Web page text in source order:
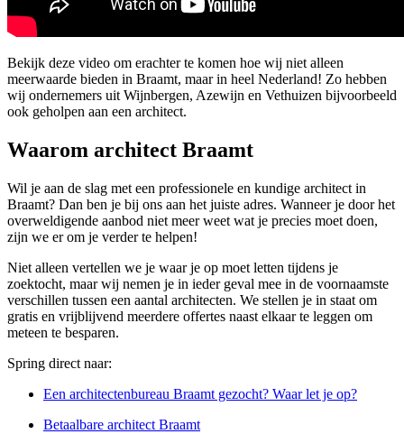
Bekijk deze video om erachter te komen hoe wij niet alleen
meerwaarde bieden in Braamt, maar in heel Nederland! Zo hebben
wij ondernemers uit Wijnbergen, Azewijn en Vethuizen bijvoorbeeld
ook geholpen aan een architect.
Waarom architect Braamt
Wil je aan de slag met een professionele en kundige architect in
Braamt? Dan ben je bij ons aan het juiste adres. Wanneer je door het
overweldigende aanbod niet meer weet wat je precies moet doen,
zijn we er om je verder te helpen!
Niet alleen vertellen we je waar je op moet letten tijdens je
zoektocht, maar wij nemen je in ieder geval mee in de voornaamste
verschillen tussen een aantal architecten. We stellen je in staat om
gratis en vrijblijvend meerdere offertes naast elkaar te leggen om
meteen te besparen.
Spring direct naar:
Een architectenbureau Braamt gezocht? Waar let je op?
Betaalbare architect Braamt